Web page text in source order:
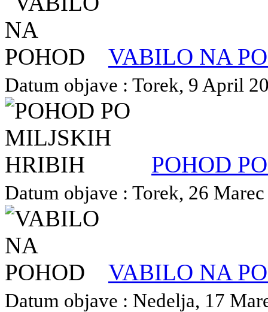
VABILO NA
Datum objave : Torek, 9 April
POHOD
Datum objave : Torek, 26
VABILO NA
Datum objave : Nedelja, 17